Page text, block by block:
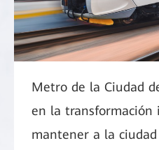
Metro de la Ciudad
en la transformación
mantener a la